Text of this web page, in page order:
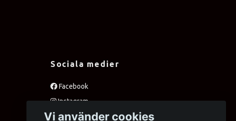
Sociala medier
Facebook
Instagram
Twitter
Vi använder cookies